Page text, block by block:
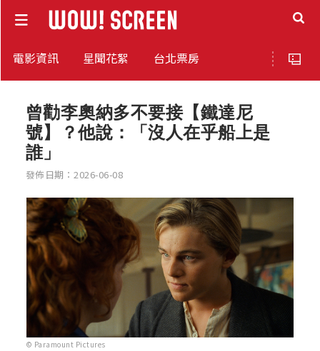
電影資訊 星聞花絮 台北票房
曾勸李奧納多不要接【鐵達尼
號】？他說：「沒人在乎船上是
誰」
發佈日期：2026-06-08
© Paramount Pictures